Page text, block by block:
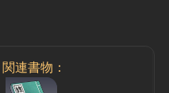
関連書物：